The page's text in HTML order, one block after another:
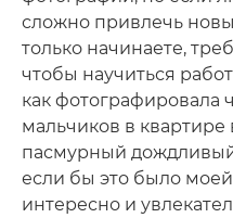
сложно привлечь
только начинаете,
чтобы научиться
как фотографировала
мальчиков в квартире
пасмурный дождливый
если бы это было
интересно и